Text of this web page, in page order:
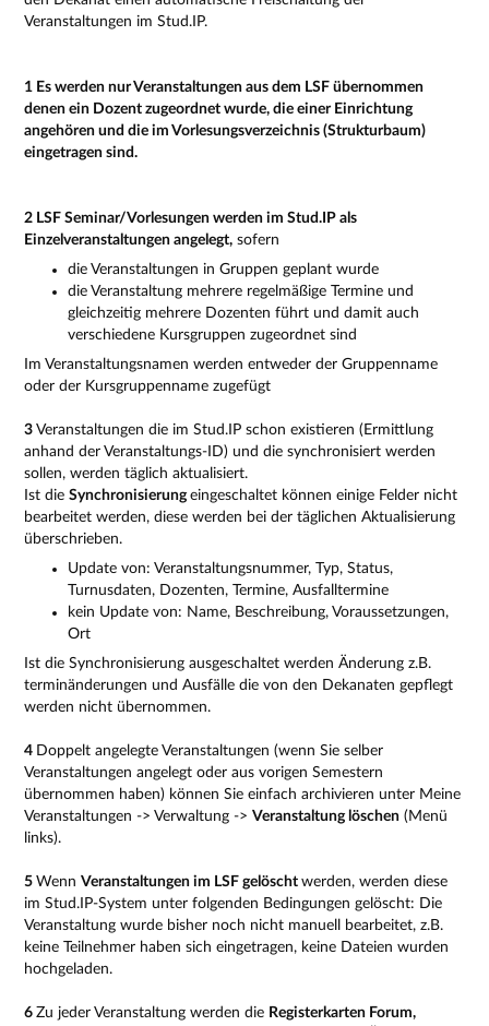
Veranstaltungen im Stud.IP.
1 Es werden nur Veranstaltungen aus dem LSF übernommen
denen ein Dozent zugeordnet wurde, die einer Einrichtung
angehören und die im Vorlesungsverzeichnis (Strukturbaum)
eingetragen sind.
2 LSF Seminar/Vorlesungen werden im Stud.IP als
Einzelveranstaltungen angelegt, sofern
die Veranstaltungen in Gruppen geplant wurde
die Veranstaltung mehrere regelmäßige Termine und
gleichzeitig mehrere Dozenten führt und damit auch
verschiedene Kursgruppen zugeordnet sind
Im Veranstaltungsnamen werden entweder der Gruppenname
oder der Kursgruppenname zugefügt
3Veranstaltungen die im Stud.IP schon existieren (Ermittlung
anhand der Veranstaltungs-ID) und die synchronisiert werden
sollen, werden täglich aktualisiert.
Ist dieSynchronisierungeingeschaltet können einige Felder nicht
bearbeitet werden, diese werden bei der täglichen Aktualisierung
überschrieben.
Update von: Veranstaltungsnummer, Typ, Status,
Turnusdaten, Dozenten, Termine, Ausfalltermine
kein Update von: Name, Beschreibung, Voraussetzungen,
Ort
Ist die Synchronisierung ausgeschaltet werden Änderung z.B.
terminänderungen und Ausfälle die von den Dekanaten gepflegt
werden nicht übernommen.
4 Doppelt angelegte Veranstaltungen (wenn Sie selber
Veranstaltungen angelegt oder aus vorigen Semestern
übernommen haben) können Sie einfach archivieren unter Meine
Veranstaltungen -> Verwaltung ->Veranstaltung löschen (Menü
links).
5WennVeranstaltungen im LSF gelöschtwerden, werden diese
im Stud.IP-System unter folgenden Bedingungen gelöscht: Die
Veranstaltung wurde bisher noch nicht manuell bearbeitet, z.B.
keine Teilnehmer haben sich eingetragen, keine Dateien wurden
hochgeladen.
6Zu jeder Veranstaltung werden die Registerkarten Forum,